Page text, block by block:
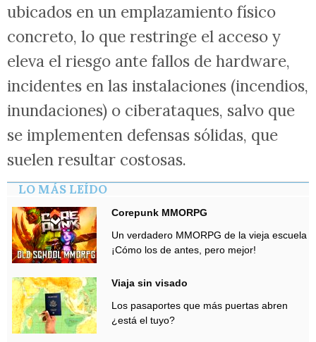
ubicados en un emplazamiento físico
concreto, lo que restringe el acceso y
eleva el riesgo ante fallos de hardware,
incidentes en las instalaciones (incendios,
inundaciones) o ciberataques, salvo que
se implementen defensas sólidas, que
suelen resultar costosas.
LO MÁS LEÍDO
Corepunk MMORPG
Un verdadero MMORPG de la vieja escuela
¡Cómo los de antes, pero mejor!
Viaja sin visado
Los pasaportes que más puertas abren
¿está el tuyo?